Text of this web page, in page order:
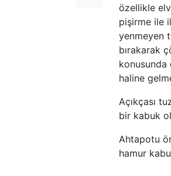
özellikle
pişirme ile
yenmeyen
bırakarak
konusunda
haline
Açıkçası
bir kabuk
Ahtapotu
hamur